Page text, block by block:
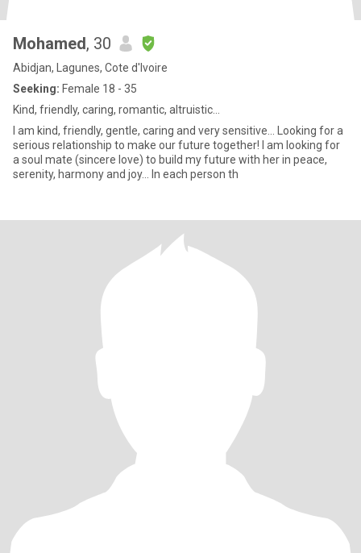
Mohamed, 30
Abidjan, Lagunes, Cote d'Ivoire
Seeking: Female 18 - 35
Kind, friendly, caring, romantic, altruistic...
I am kind, friendly, gentle, caring and very sensitive... Looking for a
serious relationship to make our future together! I am looking for
a soul mate (sincere love) to build my future with her in peace,
serenity, harmony and joy... In each person th